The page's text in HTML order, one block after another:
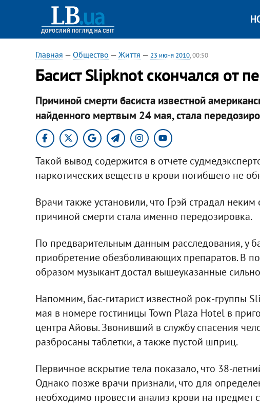
Главная — Общество — Життя — 23 июня 2010, 00:50
Басист Slipknot скончался от
Причиной смерти басиста известной
найденного мертвым 24 мая, стала
Такой вывод содержится в отчете
наркотических веществ в крови погибшего не
Врачи также установили, что Грэй страдал
причиной смерти стала именно передозировка.
По предварительным данным расследования, у
приобретение обезболивающих препаратов. В
образом музыкант достал вышеуказанные
Напомним, бас-гитарист известной рок-группы
мая в номере гостиницы Town Plaza Hotel в
центра Айовы. Звонивший в службу спасения
разбросаны таблетки, а также пустой шприц.
Первичное вскрытие тела показало, что 38-
Однако позже врачи признали, что для
необходимо провести анализ крови на предмет